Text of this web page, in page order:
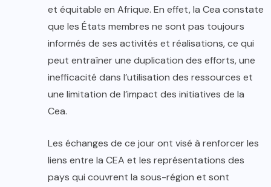
et équitable en Afrique. En effet, la Cea constate
que les États membres ne sont pas toujours
informés de ses activités et réalisations, ce qui
peut entraîner une duplication des efforts, une
inefficacité dans l’utilisation des ressources et
une limitation de l’impact des initiatives de la
Cea.
Les échanges de ce jour ont visé à renforcer les
liens entre la CEA et les représentations des
pays qui couvrent la sous-région et sont